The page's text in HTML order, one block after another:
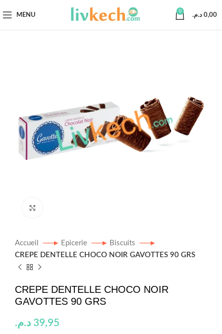
MENU
0
0,00 د.م.
Accueil Epicerie
Biscuits
CREPE DENTELLE CHOCO NOIR GAVOTTES 90 GRS
CREPE DENTELLE CHOCO NOIR
GAVOTTES 90 GRS
39,95 د.م.